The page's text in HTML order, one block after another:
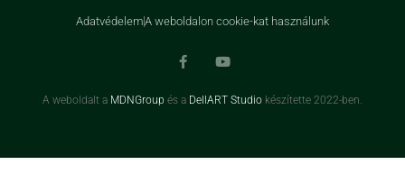
AdatvédelemA weboldalon cookie-kat használunk
A weboldalt a MDNGroup és a DellART Studio készítette 2022-ben.